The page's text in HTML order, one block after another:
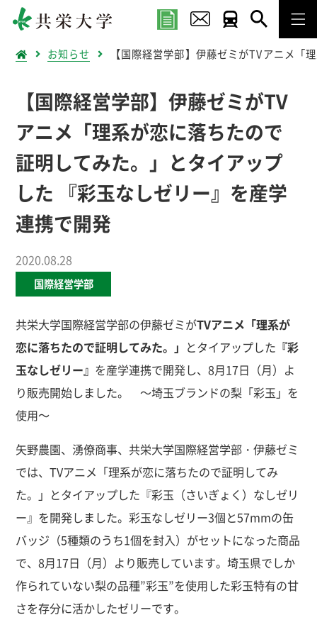
お知らせ 【国際経営学部】伊藤ゼミがTVアニメ
【国際経営学部】伊藤ゼミがTV
アニメ「理系が恋に落ちたので
証明してみた。」とタイアップ
した 『彩玉なしゼリー』を産学
連携で開発
2020.08.28
国際経営学部
共栄大学国際経営学部の伊藤ゼミがTVアニメ「理系が
恋に落ちたので証明してみた。」 とタイアップした 『彩
玉なしゼリー』 を産学連携で開発し、8月17日（月）よ
り販売開始しました。 ～埼玉ブランドの梨「彩玉」を
使用～
矢野農園、湧僚商事、共栄大学国際経営学部・伊藤ゼミ
では、TVアニメ「理系が恋に落ちたので証明してみ
た。」とタイアップした『彩玉（さいぎょく）なしゼリ
ー』を開発しました。彩玉なしゼリー3個と57mmの缶
バッジ（5種類のうち1個を封入）がセットになった商品
で、8月17日（月）より販売しています。埼玉県でしか
作られていない梨の品種”彩玉”を使用した彩玉特有の甘
さを存分に活かしたゼリーです。